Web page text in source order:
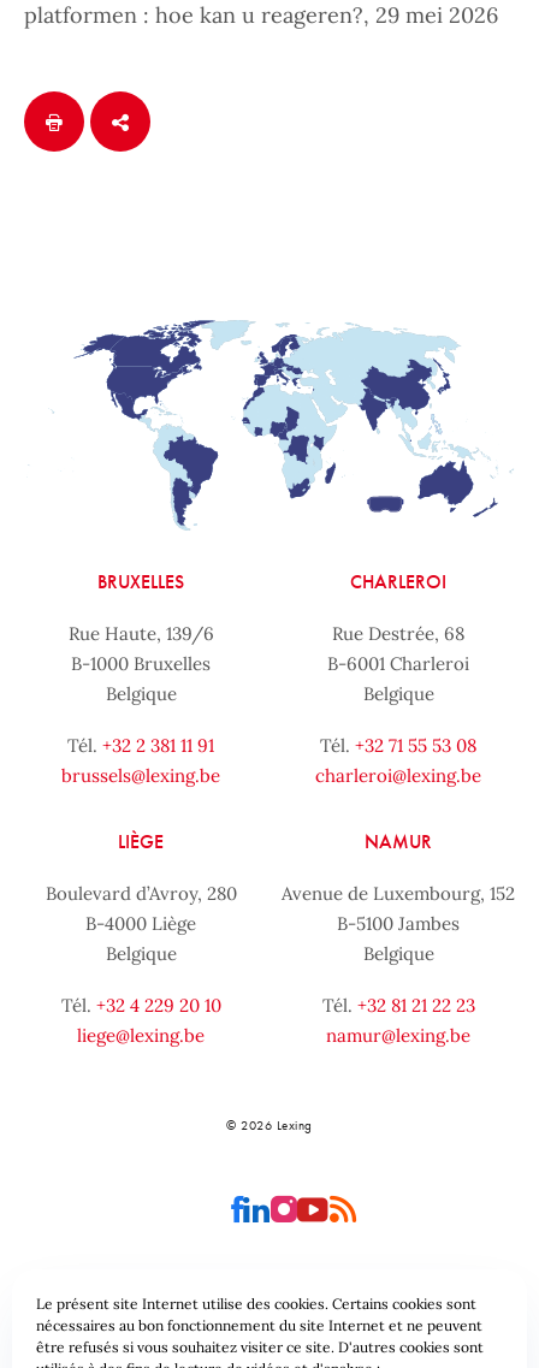
platformen : hoe kan u reageren?, 29 mei 2026
BRUXELLES
Rue Haute, 139/6
B-1000 Bruxelles
Belgique
Tél. +32 2 381 11 91
brussels@lexing.be
CHARLEROI
Rue Destrée, 68
B-6001 Charleroi
Belgique
Tél. +32 71 55 53 08
charleroi@lexing.be
LIÈGE
Boulevard d’Avroy, 280
B-4000 Liège
Belgique
Tél. +32 4 229 20 10
liege@lexing.be
NAMUR
Avenue de Luxembourg, 152
B-5100 Jambes
Belgique
Tél. +32 81 21 22 23
namur@lexing.be
© 2026 Lexing
Plan du site Conditions générales
Le présent site Internet utilise des cookies. Certains cookies sont
nécessaires au bon fonctionnement du site Internet et ne peuvent
être refusés si vous souhaitez visiter ce site. D'autres cookies sont